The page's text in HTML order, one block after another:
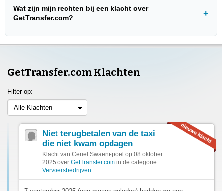
Wat zijn mijn rechten bij een klacht over
GetTransfer.com?
GetTransfer.com Klachten
Filter op:
Alle Klachten
Niet terugbetalen van de taxi
die niet kwam opdagen
Klacht van Ceriel Swaenepoel op 08 oktober
2025 over GetTransfer.com in de categorie
Vervoersbedrijven